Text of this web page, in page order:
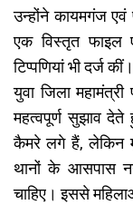
उन्होंने कायमगंज एवं
एक विस्तृत फाइल
टिप्पणियां भी दर्ज कीं।
युवा जिला
महत्वपूर्ण सुझाव देते
कैमरे लगे हैं, लेकिन
थानों के आसपास
चाहिए। इससे